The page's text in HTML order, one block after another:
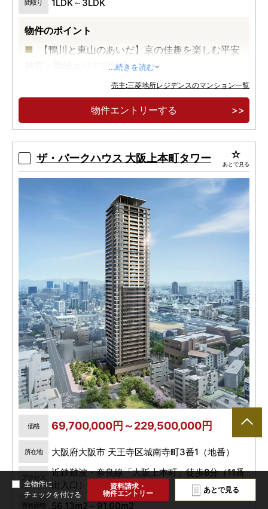
間取り 1LDK～3LDK
物件のポイント
【鴨川と東山のあいだ】京の佳趣を楽しむ平安
神宮・岡崎エリアに誕生。
【駐車場優先権付住戸有】47m2台～144m2台
まで多彩なプランバリエーション。
【全80邸の低層レジデンス】桜や紅葉を植樹し
...続きを読む
売主:三菱地所レジデンスのマンション一覧
物件エントリーする
ザ・パークハウス 大阪上本町タワー あとで見る
価格 69,700,000円～229,500,000円
所在地 大阪府大阪市 天王寺区城南寺町3番1（地番）
アクセス
近鉄難波・奈良線「大阪上本町」徒歩8分（11番
出入口）
専有面積 56.13m2～91.60m2
全物件に
チェックを付ける
資料請求・
物件エントリー
あとで見る